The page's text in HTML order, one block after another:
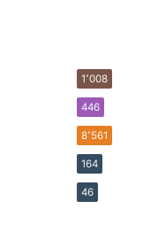
1٬008
446
8٬561
164
46